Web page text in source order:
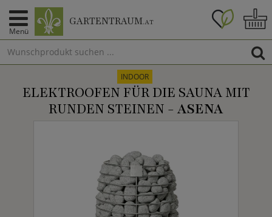
Menü
GARTENTRAUM.AT
INDOOR
ELEKTROOFEN FÜR DIE SAUNA MIT
RUNDEN STEINEN - ASENA